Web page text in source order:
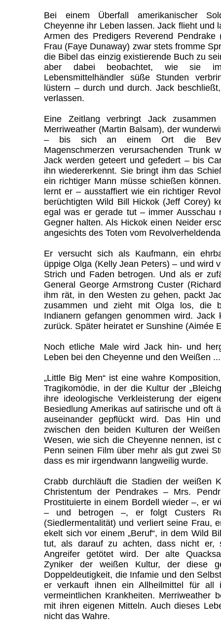
Bei einem Überfall amerikanischer
Cheyenne ihr Leben lassen. Jack flieht und
Armen des Predigers Reverend Pendrake
Frau (Faye Dunaway) zwar stets fromme
die Bibel das einzig existierende Buch zu
aber dabei beobachtet, wie sie
Lebensmittelhändler süße Stunden
lüstern – durch und durch. Jack
verlassen.
Eine Zeitlang verbringt Jack
Merriweather (Martin Balsam), der
– bis sich an einem Ort die
Magenschmerzen verursachenden Trunk
Jack werden geteert und gefedert – bis
ihn wiedererkennt. Sie bringt ihm das
ein richtiger Mann müsse schießen
lernt er – ausstaffiert wie ein richtiger
berüchtigten Wild Bill Hickok (Jeff Corey)
egal was er gerade tut – immer Ausschau
Gegner halten. Als Hickok einen Neider
angesichts des Toten vom
Er versucht sich als Kaufmann, ein
üppige Olga (Kelly Jean Peters) – und wird
Strich und Faden betrogen. Und als er
General George Armstrong Custer
ihm rät, in den Westen zu gehen, packt
zusammen und zieht mit Olga los, die
Indianern gefangen genommen wird. Jack
zurück. Später heiratet er Sunshine (Aimée
Noch etliche Male wird Jack hin- und
Leben bei den Cheyenne und den Weißen ...
„Little Big Men“ ist eine wahre
Tragikomödie, in der die Kultur der
ihre ideologische Verkleisterung der
Besiedlung Amerikas auf satirische und oft
auseinander gepflückt wird. Das Hin
zwischen den beiden Kulturen der
Wesen, wie sich die Cheyenne nennen, ist
Penn seinen Film über mehr als gut zwei
dass es mir irgendwann langweilig wurde.
Crabb durchläuft die Stadien der weißen
Christentum der Pendrakes – Mrs.
Prostituierte in einem Bordell wieder –, er
– und betrogen –, er folgt Custers
(Siedlermentalität) und verliert seine Frau,
ekelt sich vor einem „Beruf“, in dem Wild
tut, als darauf zu achten, dass nicht er,
Angreifer getötet wird. Der alte
Zyniker der weißen Kultur, der diese
Doppeldeutigkeit, die Infamie und den
er verkauft ihnen ein Allheilmittel für all
vermeintlichen Krankheiten. Merriweather
mit ihren eigenen Mitteln. Auch dieses
nicht das Wahre.